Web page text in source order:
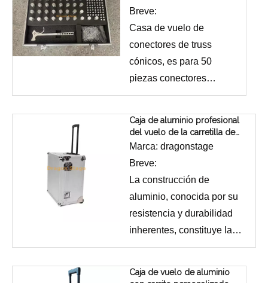
Breve:
Casa de vuelo de
conectores de truss
cónicos, es para 50
piezas conectores
cónicos y 100 alfileres
Caja de aluminio profesional
del vuelo de la carretilla de
herramientas para la caja de
Marca: dragonstage
Breve:
La construcción de
aluminio, conocida por su
resistencia y durabilidad
inherentes, constituye la
columna vertebral de este
estuche.Puede soportar los
rigores de los viajes y
Caja de vuelo de aluminio